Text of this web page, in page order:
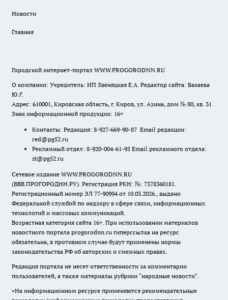
Новости
Главная
Городской интернет-портал WWW.PROGORODNN.RU
О компании: Учредитель: ИП Звеняцкая Е.А. Редактор сайта: Бакаева
Ю.Г.
Адрес: 610001, Кировская область, г. Киров, ул. Азина, дом № 80, кв. 31
Знак информационной продукции: 16+
Контакты: Редакция: 8-927-669-90-87 Email редакции:
red@pg52.ru
Рекламный отдел: 8-920-004-61-95 Email рекламного отдела:
st@pg52.ru
Сетевое издание WWW.PROGORODNN.RU
(ВВВ.ПРОГОРОДНН.РУ). Регистрация РКН: №: 7378360181.
Регистрационный номер ЭЛ 77-90994 от 10.03.2026., выдано
Федеральной службой по надзору в сфере связи, информационных
технологий и массовых коммуникаций.
Возрастная категория сайта 16+. При использовании материалов
новостного портала progorodnn.ru гиперссылка на ресурс
обязательна, в противном случае будут применены нормы
законодательства РФ об авторских и смежных правах.
Редакция портала не несет ответственности за комментарии
пользователей, а также материалы рубрики "народные новости".
«На информационном ресурсе применяются рекомендательные